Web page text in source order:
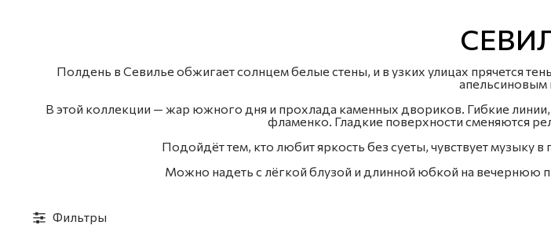
Полдень в Севилье обжигает солнцем белые стены, и в узких улицах прячется
апельсиновым
В этой коллекции — жар южного дня и прохлада каменных двориков. Гибкие
фламенко. Гладкие поверхности сменяются
Подойдёт тем, кто любит яркость без суеты, чувствует музыку
Можно надеть с лёгкой блузой и длинной юбкой на вечернюю
Фильтры